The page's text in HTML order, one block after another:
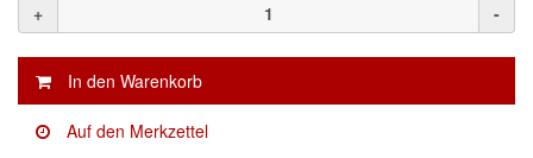
(1)
E-D
(1)
EVERCOAT
+
-